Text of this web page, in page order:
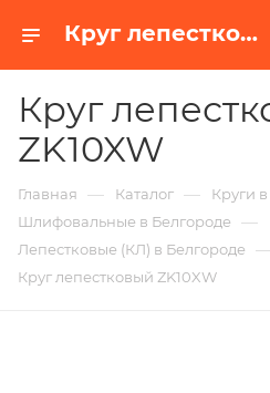
Круг лепестковый ZK10XW в Белгороде | Купить по недорогой цене от Абразивного Завода
Круг
ZK10XW
Главная — Каталог — Круги
Шлифовальные в Белгороде —
Лепестковые (КЛ) в Белгороде
Круг лепестковый ZK10XW